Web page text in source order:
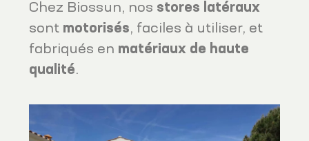
Chez Biossun, nos stores latéraux
sont motorisés, faciles à utiliser, et
fabriqués en matériaux de haute
qualité.